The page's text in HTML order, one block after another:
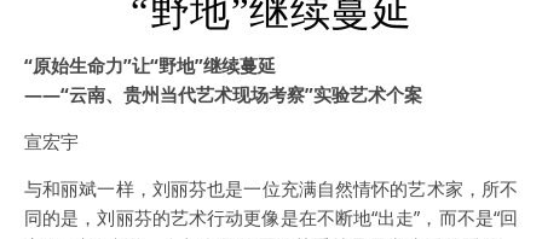
“野地”继续蔓延
“原始生命力”让“野地”继续蔓延
——“云南、贵州当代艺术现场考察”实验艺术个案
宣宏宇
与和丽斌一样，刘丽芬也是一位充满自然情怀的艺术家，所不
同的是，刘丽芬的艺术行动更像是在不断地“出走”，而不是“回